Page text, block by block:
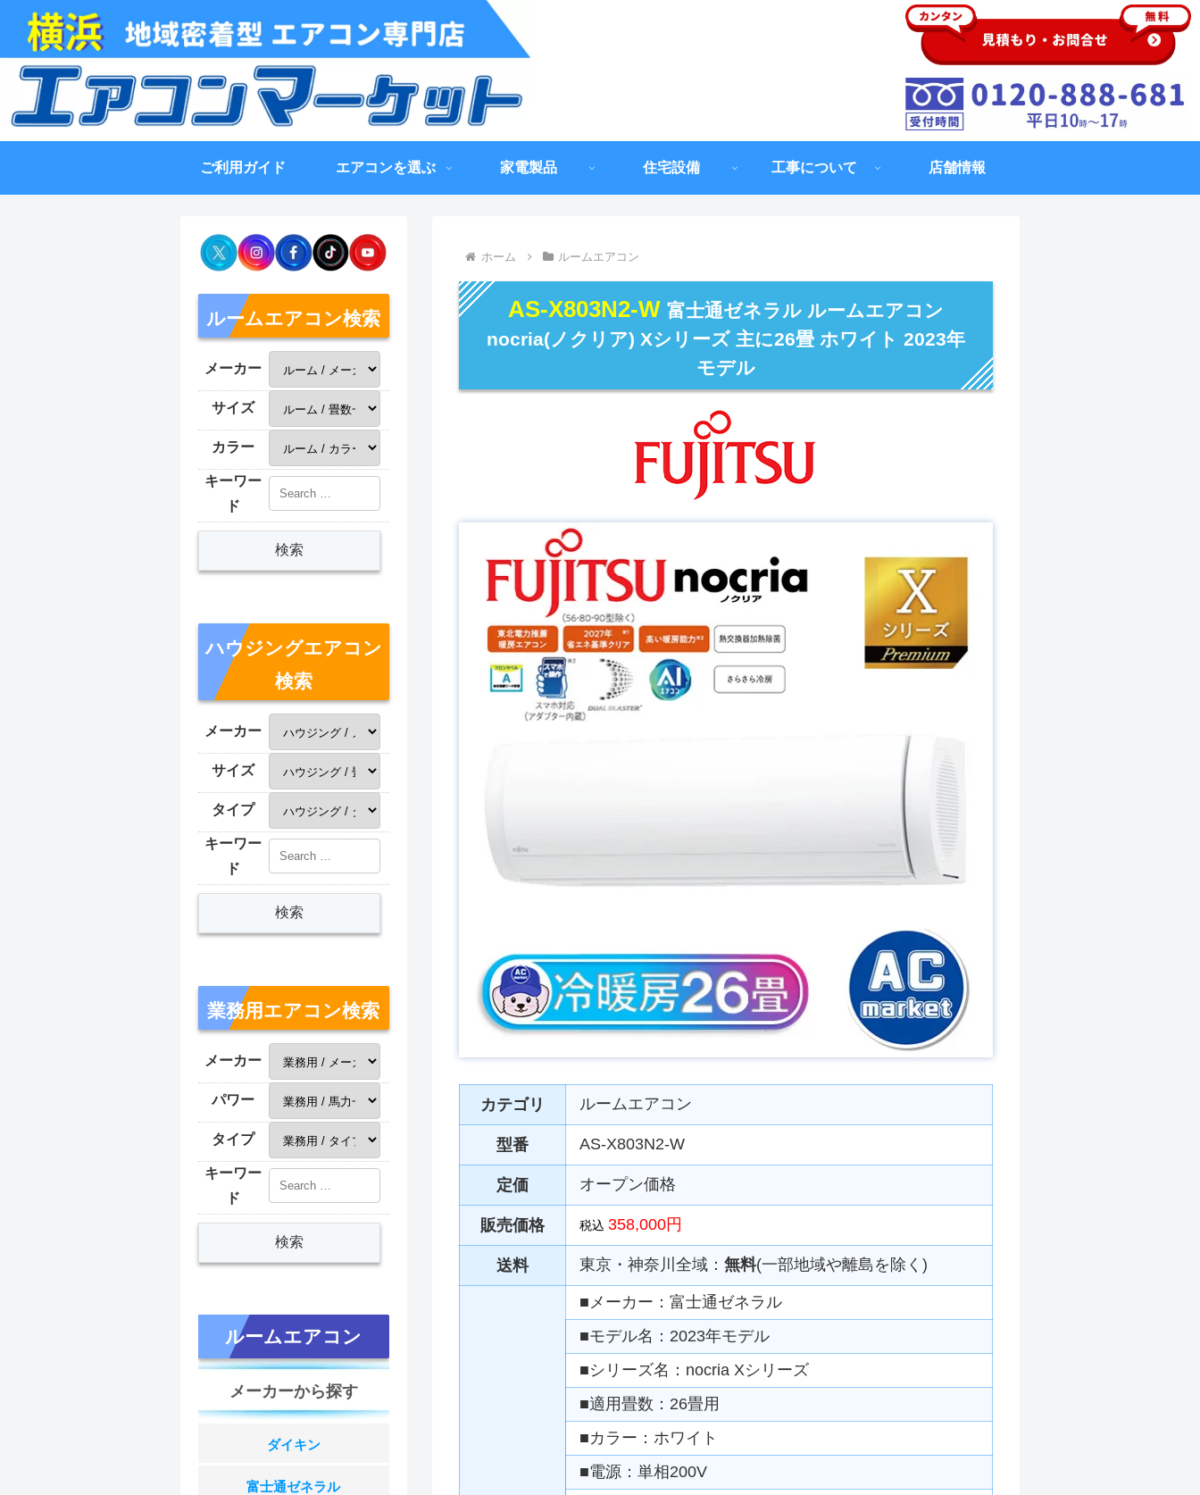
ご利用ガイド エアコンを選ぶ 家電製品 住宅設備 工事について 店舗情報
ホーム ルームエアコン
AS-X803N2-W富士通ゼネラル ルームエアコン
nocria(ノクリア) Xシリーズ 主に26畳 ホワイト 2023年
モデル
カテゴリ ルームエアコン
型番 AS-X803N2-W
定価 オープン価格
販売価格 税込 358,000円
送料 東京・神奈川全域： 無料(一部地域や離島を除く)
■メーカー：富士通ゼネラル
■モデル名：2023年モデル
■シリーズ名：nocria Xシリーズ
■適用畳数：26畳用
■カラー：ホワイト
■電源：単相200V
ルームエアコン検索
メーカー
サイズ
カラー
キーワー
ド
ハウジングエアコン
検索
メーカー
サイズ
タイプ
キーワー
ド
業務用エアコン検索
メーカー
パワー
タイプ
キーワー
ド
ルームエアコン
メーカーから探す
ダイキン
富士通ゼネラル